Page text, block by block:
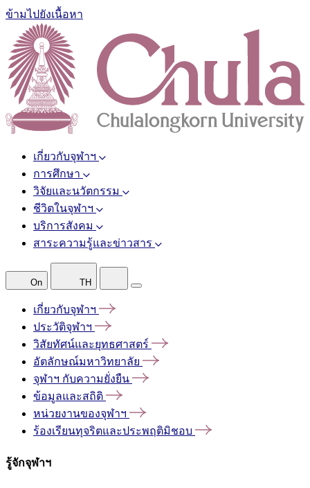
ข้ามไปยังเนื้อหา
เกี่ยวกับจุฬาฯ
การศึกษา
วิจัยและนวัตกรรม
ชีวิตในจุฬาฯ
บริการสังคม
สาระความรู้และข่าวสาร
On TH
เกี่ยวกับจุฬาฯ
ประวัติจุฬาฯ
วิสัยทัศน์และยุทธศาสตร์
อัตลักษณ์มหาวิทยาลัย
จุฬาฯ กับความยั่งยืน
ข้อมูลและสถิติ
หน่วยงานของจุฬาฯ
ร้องเรียนทุจริตและประพฤติมิชอบ
รู้จักจุฬาฯ